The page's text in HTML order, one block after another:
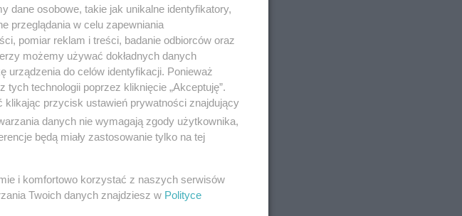
dane osobowe, takie jak unikalne identyfikatory,
przeglądania w celu zapewniania
pomiar reklam i treści, badanie odbiorców oraz
możemy używać dokładnych danych
do celów identyfikacji. Ponieważ
technologii poprzez kliknięcie „Akceptuję”.
przycisk ustawień prywatności znajdujący
danych nie wymagają zgody użytkownika,
będą miały zastosowanie tylko na tej
i komfortowo korzystać z naszych serwisów
Twoich danych znajdziesz w Polityce